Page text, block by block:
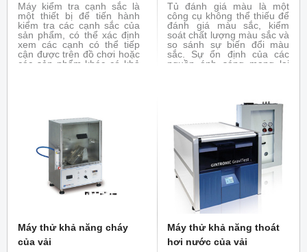
Máy kiểm tra cạnh sắc là
một thiết bị để tiến hành
kiểm tra các cạnh sắc của
sản phẩm, có thể xác định
xem các cạnh có thể tiếp
cận được trên đồ chơi hoặc
các sản phẩm khác có khả
Tủ đánh giá màu là một
công cụ không thể thiếu để
đánh giá màu sắc, kiểm
soát chất lượng màu sắc và
so sánh sự biến đổi màu
sắc. Sự ổn định của các
nguồn ánh sáng mang lại
dưới ánh sáng tiêu chuẩn.
Đảm bảo sự thống nhất và
nhất quán thông qua chuỗi
cung ứng toàn cầu, giúp
làm nổi bật chất lượng màu
sắc.
Máy thử khả năng cháy
của vải
Máy thử khả năng thoát
hơi nước của vải